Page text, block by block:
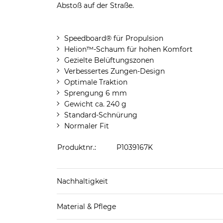
Abstoß auf der Straße.
Speedboard® für Propulsion
Helion™-Schaum für hohen Komfort
Gezielte Belüftungszonen
Verbessertes Zungen-Design
Optimale Traktion
Sprengung 6 mm
Gewicht ca. 240 g
Standard-Schnürung
Normaler Fit
Produktnr.: P1039167K
Nachhaltigkeit
Mehr Information zu diesen Angaben findest du
Material & Pflege